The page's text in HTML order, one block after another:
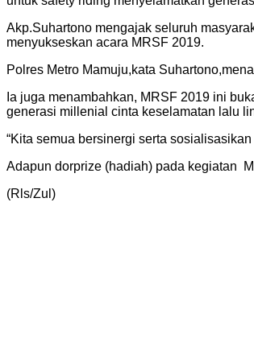
Akp.Suhartono mengajak seluruh
menyukseskan acara MRSF 2019.
Polres Metro Mamuju,kata
Ia juga menambahkan, MRSF 2019 ini
generasi millenial cinta keselamatan lalu
“Kita semua bersinergi serta
Adapun dorprize (hadiah) pada kegiatan
(Rls/Zul)